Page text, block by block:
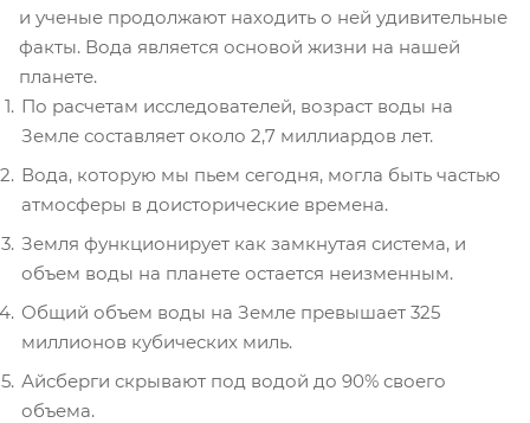
и ученые продолжают находить о ней удивительные
факты. Вода является основой жизни на нашей
планете.
По расчетам исследователей, возраст воды на
Земле составляет около 2,7 миллиардов лет.
Вода, которую мы пьем сегодня, могла быть частью
атмосферы в доисторические времена.
Земля функционирует как замкнутая система, и
объем воды на планете остается неизменным.
Общий объем воды на Земле превышает 325
миллионов кубических миль.
Айсберги скрывают под водой до 90% своего
объема.